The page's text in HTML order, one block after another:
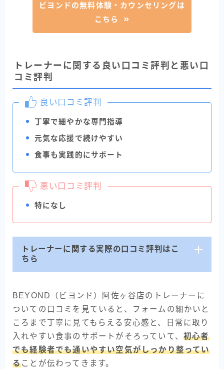
ビヨンドの無料体験・カウンセリングは
こちら
トレーナーに関する良い口コミ評判と悪い口
コミ評判
良い口コミ評判
丁寧で細やかな専門指導
元気な応援で続けやすい
食事も実践的にサポート
悪い口コミ評判
特になし
トレーナーに関する実際の口コミ評判はこ
ちら
BEYOND（ビヨンド）阿佐ヶ谷店のトレーナーに
ついての口コミを見ていると、フォームの細かいと
ころまで丁寧に見てもらえる安心感と、日常に取り
入れやすい食事のサポートがそろっていて、 初心者
でも経験者でも通いやすい空気がしっかり整ってい
ることが伝わってきます。